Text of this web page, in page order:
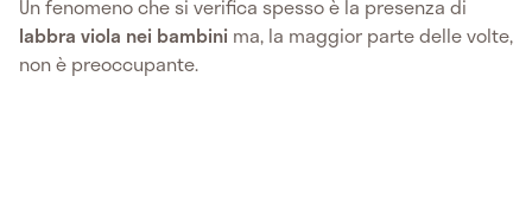
Un fenomeno che si verifica spesso è la presenza di
labbra viola nei bambini ma, la maggior parte delle volte,
non è preoccupante.